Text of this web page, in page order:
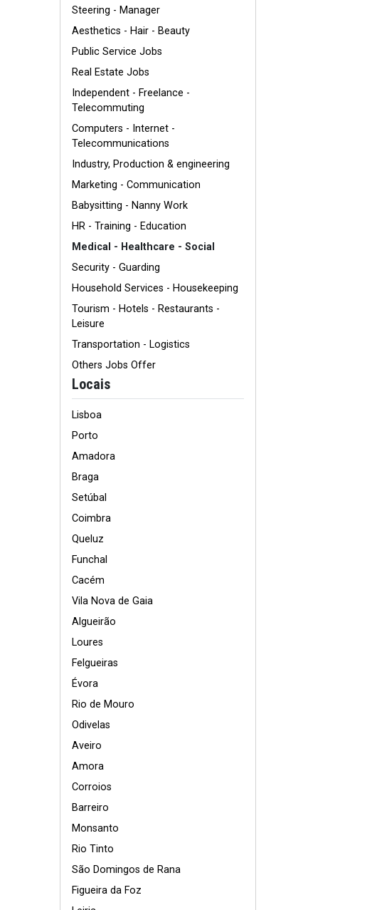
Steering - Manager
Aesthetics - Hair - Beauty
Public Service Jobs
Real Estate Jobs
Independent - Freelance -
Telecommuting
Computers - Internet -
Telecommunications
Industry, Production & engineering
Marketing - Communication
Babysitting - Nanny Work
HR - Training - Education
Medical - Healthcare - Social
Security - Guarding
Household Services - Housekeeping
Tourism - Hotels - Restaurants -
Leisure
Transportation - Logistics
Others Jobs Offer
Locais
Lisboa
Porto
Amadora
Braga
Setúbal
Coimbra
Queluz
Funchal
Cacém
Vila Nova de Gaia
Algueirão
Loures
Felgueiras
Évora
Rio de Mouro
Odivelas
Aveiro
Amora
Corroios
Barreiro
Monsanto
Rio Tinto
São Domingos de Rana
Figueira da Foz